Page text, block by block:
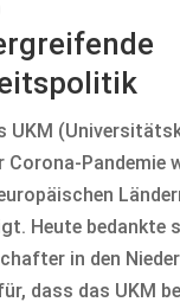
UKM
Corona-Pandemie
Heute bedankte
in den
dass das UKM